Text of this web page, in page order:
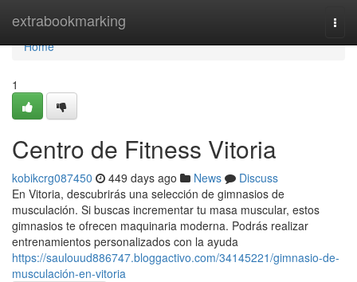
extrabookmarking
Home
Home
1
Centro de Fitness Vitoria
kobikcrg087450 449 days ago News
Discuss
En Vitoria, descubrirás una selección de gimnasios de
musculación. Si buscas incrementar tu masa muscular, estos
gimnasios te ofrecen maquinaria moderna. Podrás realizar
entrenamientos personalizados con la ayuda
https://saulouud886747.bloggactivo.com/34145221/gimnasio-de-
musculación-en-vitoria